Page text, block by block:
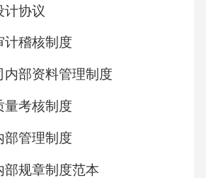
计协议
计稽核制度
内部资料管理制度
量考核制度
部管理制度
部规章制度范本